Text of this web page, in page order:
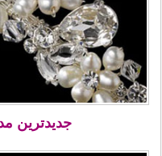
جدیدترین